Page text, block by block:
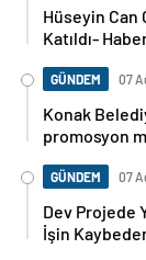
Hüseyin Can
Katıldı-
GÜNDEM 07
Konak
promosyon
GÜNDEM 07
Dev Projede
İşin